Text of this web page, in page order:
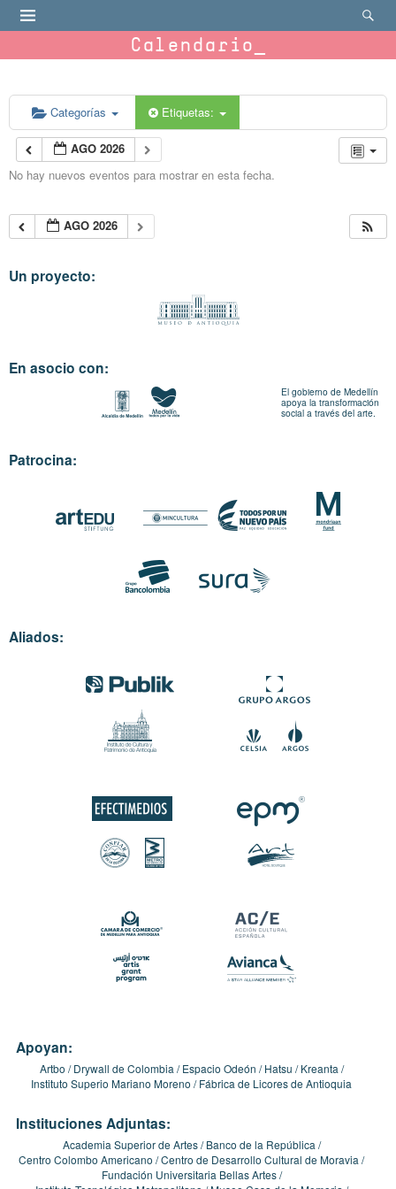
Calendario
Categorías Etiquetas:
AGO 2026
No hay nuevos eventos para mostrar en esta fecha.
AGO 2026
Un proyecto:
En asocio con:
El gobierno de Medellín
apoya la transformación
social a través del arte.
Patrocina:
Aliados:
Apoyan:
Artbo Drywall de Colombia Espacio Odeón Hatsu
Kreanta
Instituto Superio Mariano Moreno
Fábrica de Licores de Antioquia
Instituciones Adjuntas:
Academia Superior de Artes
Banco de la República
Centro Colombo Americano Centro de Desarrollo Cultural de Moravia
Fundación Universitaria Bellas Artes